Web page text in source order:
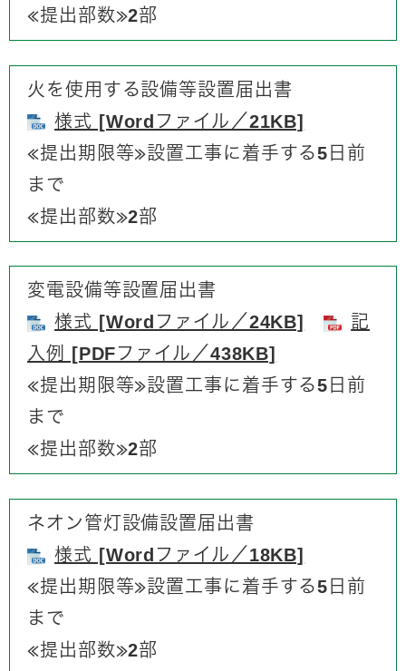
≪提出部数≫2部
火を使用する設備等設置届出書
様式 [Wordファイル／21KB]
≪提出期限等≫​設置工事に着手する5日前
まで
​≪提出部数≫2部
変電設備等設置届出書
様式 [Wordファイル／24KB]
記
入例 [PDFファイル／438KB]
≪提出期限等≫​​設置工事に着手する5日前
まで
​≪提出部数≫2部
ネオン管灯設備設置届出書
様式 [Wordファイル／18KB]
≪提出期限等≫​​設置工事に着手する5日前
まで
​≪提出部数≫2部​